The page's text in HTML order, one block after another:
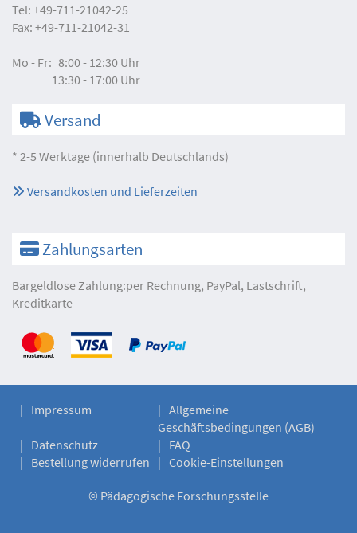
Tel: +49-711-21042-25
Fax: +49-711-21042-31
Mo - Fr: 8:00 - 12:30 Uhr
13:30 - 17:00 Uhr
Versand
* 2-5 Werktage (innerhalb Deutschlands)
Versandkosten und Lieferzeiten
Zahlungsarten
Bargeldlose Zahlung:per Rechnung, PayPal, Lastschrift,
Kreditkarte
Impressum
Allgemeine
Geschäftsbedingungen (AGB)
Datenschutz
FAQ
Bestellung widerrufen
Cookie-Einstellungen
© Pädagogische Forschungsstelle